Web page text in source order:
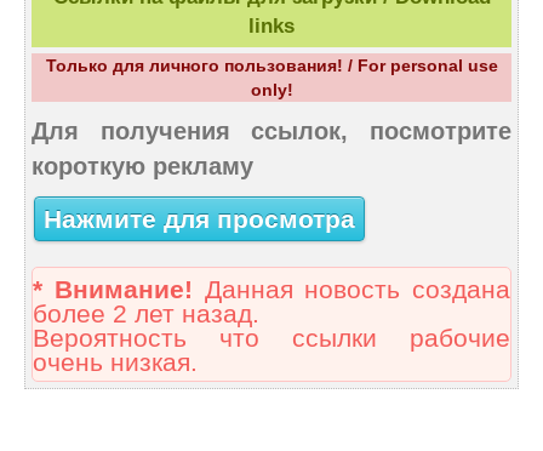
links
Только для личного пользования! / For personal use
only!
Для получения ссылок, посмотрите
короткую рекламу
Нажмите для просмотра
* Внимание! Данная новость создана
более 2 лет назад.
Вероятность что ссылки рабочие
очень низкая.